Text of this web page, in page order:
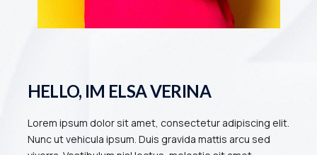
HELLO, IM ELSA VERINA
Lorem ipsum dolor sit amet, consectetur adipiscing elit.
Nunc ut vehicula ipsum. Duis gravida mattis arcu sed